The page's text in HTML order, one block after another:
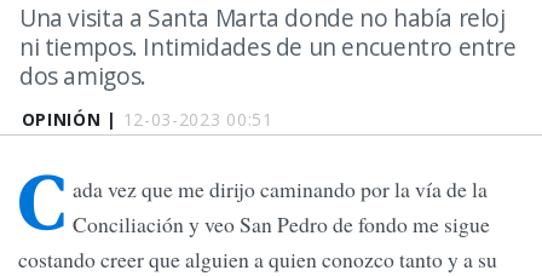
OPINIÓN | 12-03-2023 00:51
Una visita a Santa Marta donde no había reloj
ni tiempos. Intimidades de un encuentro entre
dos amigos.
C ada vez que me dirijo caminando por la vía de la
Conciliación y veo San Pedro de fondo me sigue
costando creer que alguien a quien conozco tanto y a su